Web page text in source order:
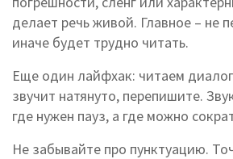
делает речь живой. Главное – не
иначе будет трудно читать.
Еще один лайфхак: читаем
звучит натянуто, перепишите.
где нужен пауз, а где можно
Не забывайте про пунктуацию.